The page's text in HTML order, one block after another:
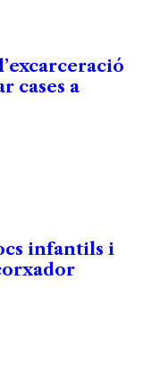
cases a
infantils i